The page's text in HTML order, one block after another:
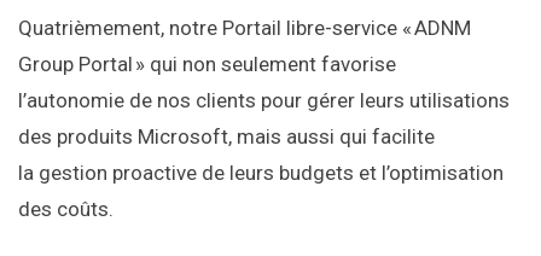
Quatrièmement, notre Portail libre-service « ADNM
Group Portal » qui non seulement favorise
l’autonomie de nos clients pour gérer leurs utilisations
des produits Microsoft, mais aussi qui facilite
la gestion proactive de leurs budgets et l’optimisation
des coûts.